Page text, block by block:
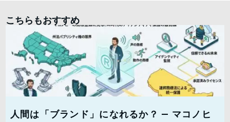
こちらもおすすめ
人間は「ブランド」になれるか？ — マコノヒ